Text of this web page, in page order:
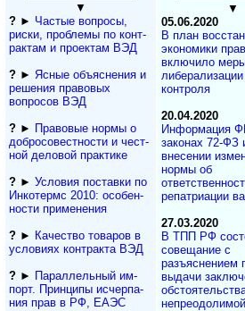
▼
?► Частые вопросы,
рис­ки, проблемы по конт­
рактам и проектам ВЭД
?► Ясные объяснения и
решения правовых
вопросов ВЭД
?► Правовые нормы о
добросовестности и чест­
ной деловой практике
?► Условия поставки по
Инкотермс 2010: осо­бен­
нос­ти применения
?► Качество товаров в
условиях контракта ВЭД
?► Параллельный им­
порт. Прин­ци­пы ис­чер­па­
ния прав в РФ, ЕАЭС
▼
05.06.2020
В план
экономики
включило
контроля
20.04.2020
Информация
законах 72-ФЗ
внесении
нормы об
репатриации
27.03.2020
В ТПП РФ
совещание с
разъяснением
выдачи